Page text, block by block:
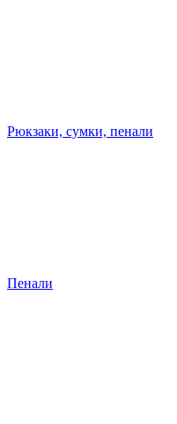
Рюкзаки, сумки, пенали
Пенали